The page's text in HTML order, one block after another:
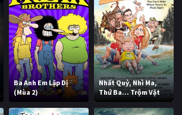
Ba Anh Em Lập Dị
(Mùa 2)
Nhất Quỷ, Nhì Ma,
Thứ Ba... Trộm Vặt